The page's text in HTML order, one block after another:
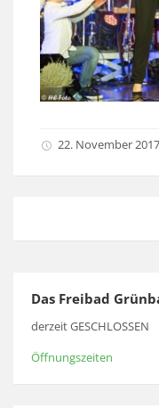
22. November 2017
Das Freibad
derzeit GESCHLOSSEN
Öffnungszeiten